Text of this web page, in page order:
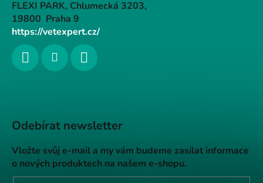
FLEXI PARK, Chlumecká 3203,
19800 Praha 9
https://vetexpert.cz/
Odebírat newsletter
Vložte svůj e-mail a my vám budeme zasílat informace
o nových produktech na našem e-shopu.